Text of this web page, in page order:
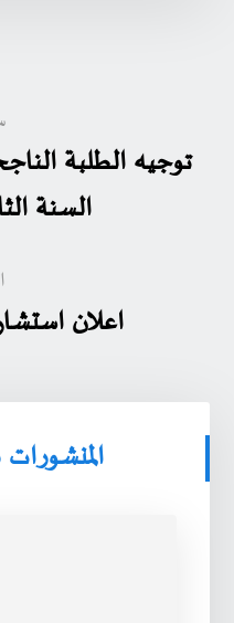
توجيه الطلبة
السنة
اعلان استشارة